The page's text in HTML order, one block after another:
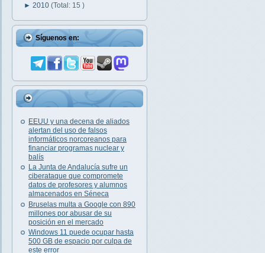
► 2010 (Total: 15 )
Síguenos en:
EEUU y una decena de aliados
alertan del uso de falsos
informáticos norcoreanos para
financiar programas nuclear y
balís
La Junta de Andalucía sufre un
ciberataque que compromete
datos de profesores y alumnos
almacenados en Séneca
Bruselas multa a Google con 890
millones por abusar de su
posición en el mercado
Windows 11 puede ocupar hasta
500 GB de espacio por culpa de
este error